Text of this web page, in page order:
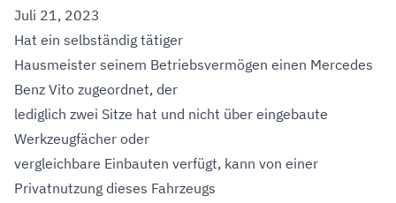
Juli 21, 2023
Hat ein selbständig tätiger
Hausmeister seinem Betriebsvermögen einen Mercedes
Benz Vito zugeordnet, der
lediglich zwei Sitze hat und nicht über eingebaute
Werkzeugfächer oder
vergleichbare Einbauten verfügt, kann von einer
Privatnutzung dieses Fahrzeugs